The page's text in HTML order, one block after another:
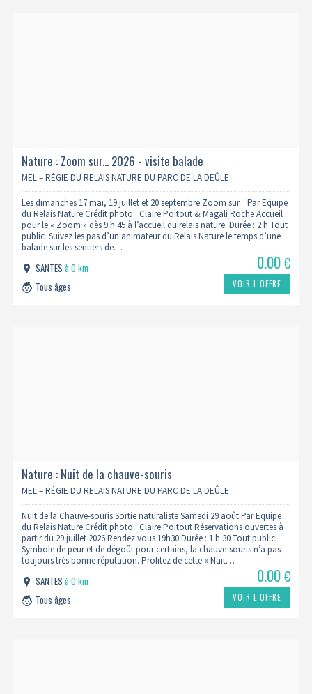
Nature : Zoom sur... 2026 - visite balade
MEL – RÉGIE DU RELAIS NATURE DU PARC DE LA DEÛLE
Les dimanches 17 mai, 19 juillet et 20 septembre Zoom sur... Par Equipe
du Relais Nature Crédit photo : Claire Poitout & Magali Roche Accueil
pour le « Zoom » dès 9 h 45 à l’accueil du relais nature. Durée : 2 h Tout
public Suivez les pas d’un animateur du Relais Nature le temps d’une
balade sur les sentiers de…
SANTESà 0 km
Tous âges
0.00€
VOIR L’OFFRE
Nature : Nuit de la chauve-souris
MEL – RÉGIE DU RELAIS NATURE DU PARC DE LA DEÛLE
Nuit de la Chauve-souris Sortie naturaliste Samedi 29 août Par Equipe
du Relais Nature Crédit photo : Claire Poitout Réservations ouvertes à
partir du 29 juillet 2026 Rendez vous 19h30 Durée : 1 h 30 Tout public
Symbole de peur et de dégoût pour certains, la chauve-souris n’a pas
toujours très bonne réputation. Profitez de cette « Nuit…
SANTESà 0 km
Tous âges
0.00€
VOIR L’OFFRE